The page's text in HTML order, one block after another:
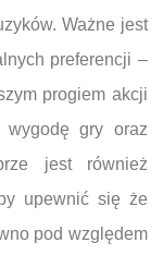
Ważne jest
preferencji –
progiem akcji
gry oraz
jest również
upewnić się że
pod względem